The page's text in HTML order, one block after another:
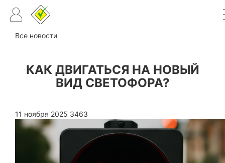
Все новости
КАК ДВИГАТЬСЯ НА НОВЫЙ
ВИД СВЕТОФОРА?
11 ноября 2025 3463